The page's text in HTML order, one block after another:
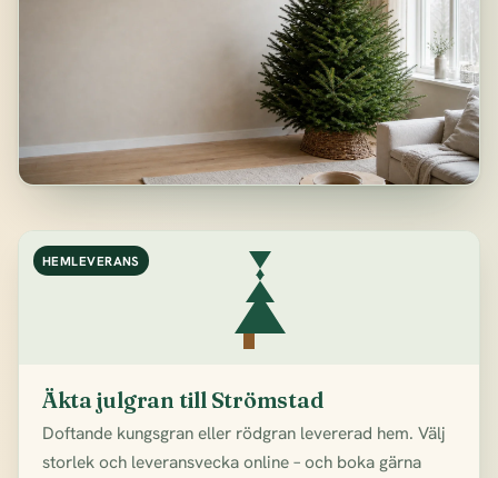
HEMLEVERANS
Äkta julgran till Strömstad
Doftande kungsgran eller rödgran levererad hem. Välj
storlek och leveransvecka online – och boka gärna